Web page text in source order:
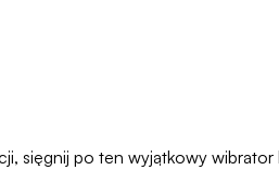
sięgnij po ten wyjątkowy